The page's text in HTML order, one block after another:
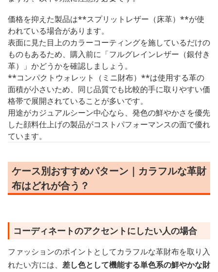
価格を抑えた製品は**スプリットレザー（床革）**が使
われている場合があります。
表面に見た目上のカラーコーティングを施しているだけの
ものもあるため、購入前に「フルグレインレザー（銀付き
革）」かどうかを確認しましょう。
**コンパクトウォレット（ミニ財布）**は使用する革の
面積が小さいため、同じ品質でも比較的手に取りやすい価
格帯で展開されていることが多いです。
用途がカジュアルシーン中心なら、発色の鮮やかさを優先
した顔料仕上げの製品がコストパフォーマンスの面で優れ
ています。
ケース別おすすめパターン｜カラフルな革財
布はどれが合う？
コーディネートのアクセントにしたい人の場合
ファッションのポイントとしてカラフルな革財布を取り入
れたい方には、 差し色として機能する単色系の鮮やかな財